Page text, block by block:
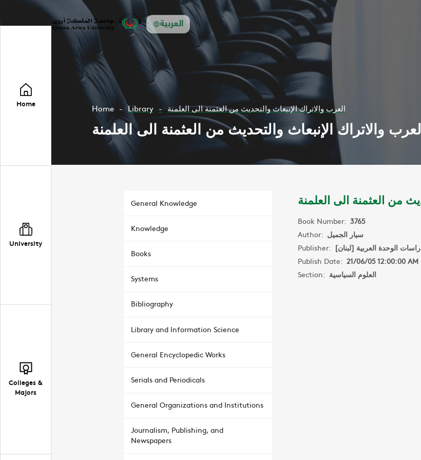
العربية
Home
University
Colleges &
Majors
Home Library العرب والاتراك الإنبعاث والتحديث من العثمنة الى العلمنة
والاتراك الإنبعاث والتحديث من العثمنة الى العلمنة
General Knowledge
Knowledge
Books
Systems
Bibliography
Library and Information Science
General Encyclopedic Works
Serials and Periodicals
General Organizations and Institutions
Journalism, Publishing, and
Newspapers
من العثمنة الى العلمنة
Book Number: 3765
Author: سيار الجميل
Publisher: الوحدة العربية [لبنان]
Publish Date: 21/06/05 12:00:00 AM
Section: العلوم السياسية